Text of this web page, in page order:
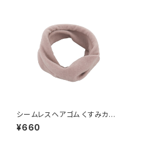
シームレスヘアゴム くすみカラ
ー HHG1182-PK（ピンク）
¥660